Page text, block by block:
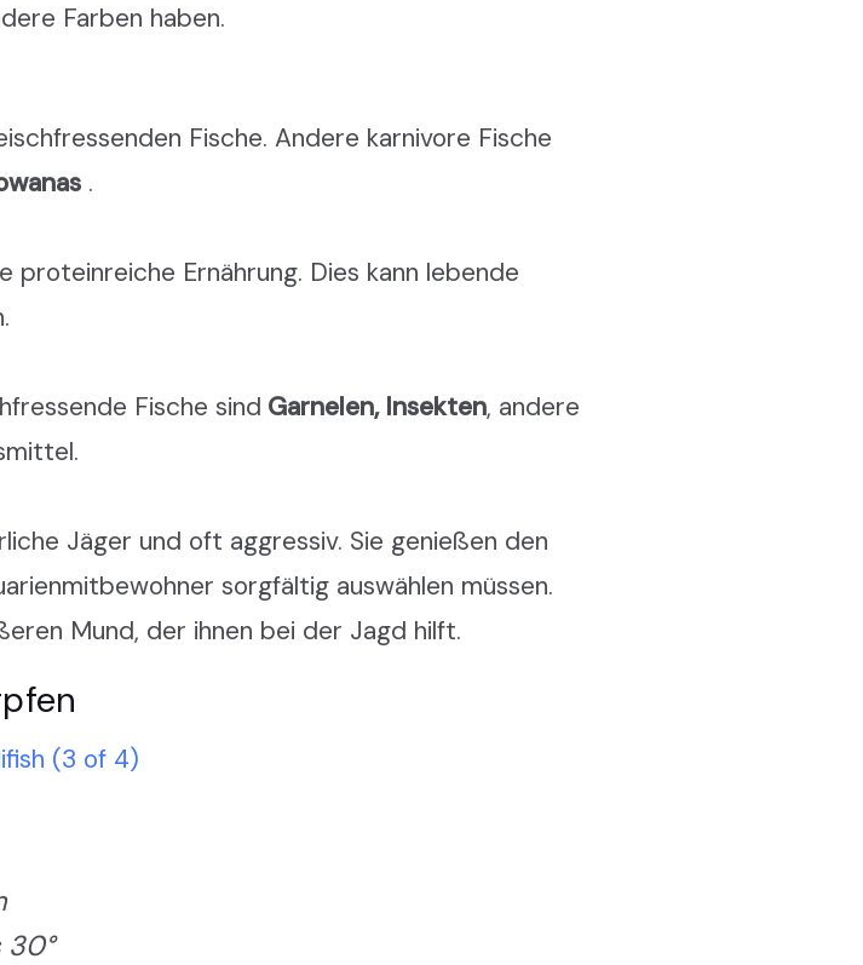
Farben haben.
Fische. Andere karnivore Fische
.
Ernährung. Dies kann lebende
Fische sind Garnelen, Insekten, andere
Jäger und oft aggressiv. Sie genießen den
sorgfältig auswählen müssen.
Mund, der ihnen bei der Jagd hilft.